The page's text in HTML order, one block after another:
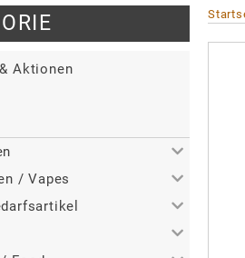
Aktionen
/ Zigarillos
/ Vapes